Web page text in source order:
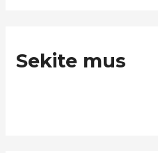
o
Sekite mus
n